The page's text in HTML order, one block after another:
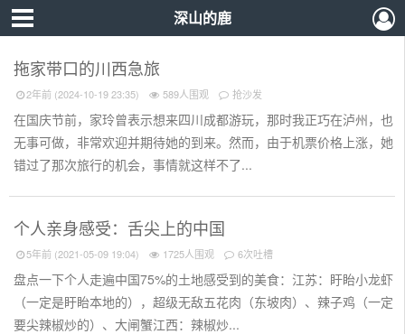
深山的鹿
拖家带口的川西急旅
2年前 (2024-10-19 23:35) 589人围观 抢沙发
在国庆节前，家玲曾表示想来四川成都游玩，那时我正巧在泸州，也
无事可做，非常欢迎并期待她的到来。然而，由于机票价格上涨，她
错过了那次旅行的机会，事情就这样不了...
个人亲身感受：舌尖上的中国
5年前 (2021-05-09 19:04) 1725人围观 6次吐槽
盘点一下个人走遍中国75%的土地感受到的美食：江苏：盱眙小龙虾
（一定是盱眙本地的），超级无敌五花肉（东坡肉）、辣子鸡（一定
要尖辣椒炒的）、大闸蟹江西：辣椒炒...